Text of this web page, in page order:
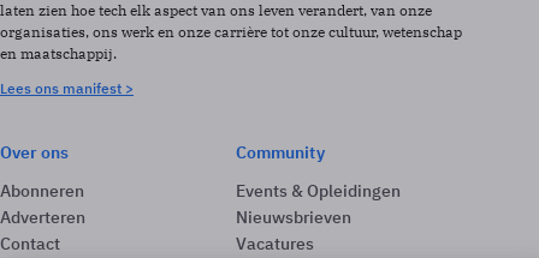
laten zien hoe tech elk aspect van ons leven verandert, van onze
organisaties, ons werk en onze carrière tot onze cultuur, wetenschap
en maatschappij.
Lees ons manifest >
Over ons
Abonneren
Adverteren
Contact
Community
Events & Opleidingen
Nieuwsbrieven
Vacatures